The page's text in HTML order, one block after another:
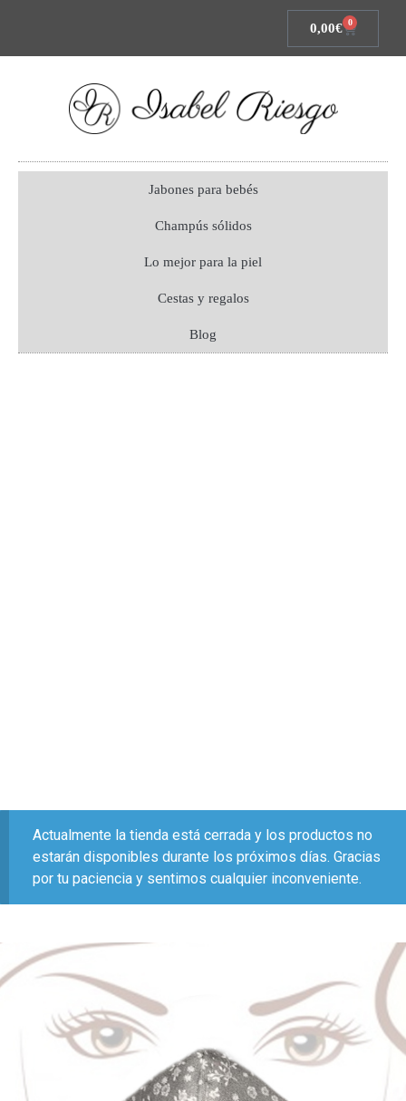
0,00€ 0
Jabones para bebés
Champús sólidos
Lo mejor para la piel
Cestas y regalos
Blog
Actualmente la tienda está cerrada y los productos no
estarán disponibles durante los próximos días. Gracias
por tu paciencia y sentimos cualquier inconveniente.